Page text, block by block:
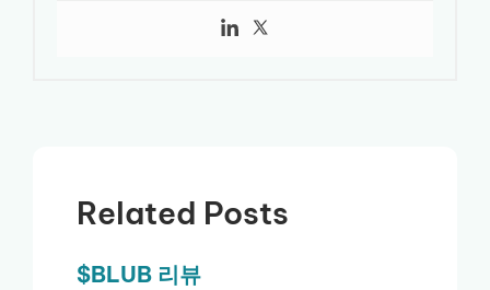
Related Posts
$BLUB 리뷰